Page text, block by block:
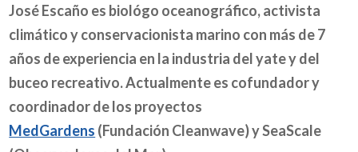
José Escaño es biológo oceanográfico, activista
climático y conservacionista marino con más de 7
años de experiencia en la industria del yate y del
buceo recreativo. Actualmente es cofundador y
coordinador de los proyectos
MedGardens (Fundación Cleanwave) y SeaScale